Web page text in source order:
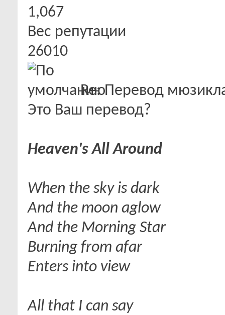
1,067
Вес репутации
26010
Re: Перевод
Это Ваш перевод?
Heaven's All Around
When the sky is dark
And the moon aglow
And the Morning Star
Burning from afar
Enters into view
All that I can say